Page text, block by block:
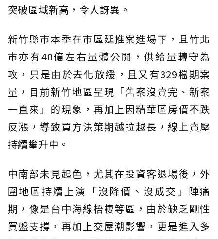
突破區域新高，令人訝異。
新竹縣市本季在市區延推案進場下，且竹北
市亦有40億左右量體公開，供給量轉守為
攻，只是由於去化放緩，且又有329檔期案
量，目前新竹地區呈現「舊案沒賣完、新案
一直來」的現象，再加上因精華區房價不跌
反漲，導致買方決策期越拉越長，線上賣壓
持續攀升中。
中南部未見起色，尤其在投資客退場後，外
圍地區持續上演「沒降價、沒成交」陣痛
期，像是台中海線梧棲等區，由於缺乏剛性
買盤支撐，再加上交屋潮影響，更是進入多